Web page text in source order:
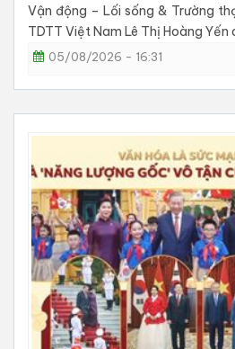
Vận động – Lối sống & Trường
TDTT Việt Nam Lê Thị Hoàng Yến
05/08/2026 - 16:31